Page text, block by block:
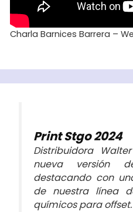
Charla Barnices Barrera –
Print Stgo 2024
Distribuidora
nueva versión
destacando con
de nuestra línea
químicos para offset.